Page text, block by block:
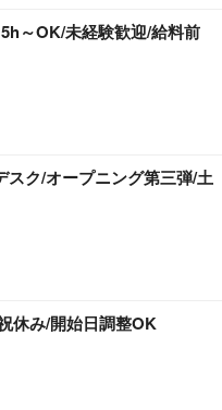
～OK/未経験歓迎/給料前
ク/オープニング第三弾/土
休み/開始日調整OK